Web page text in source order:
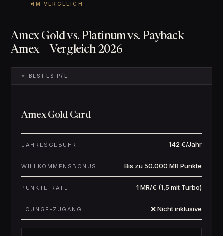
IM VERGLEICH
Amex Gold vs. Platinum vs. Payback
Amex — Vergleich 2026
⭐ BESTES P/L
Amex Gold Card
JAHRESGEBÜHR 142 €/Jahr
WILLKOMMENSBONUS Bis zu 50.000 MR Punkte
PUNKTE-RATE 1 MR/€ (1,5 mit Turbo)
LOUNGE-ZUGANG ❌ Nicht inklusive